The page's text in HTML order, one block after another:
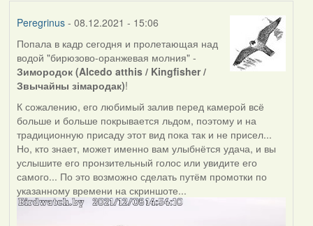
Peregrinus- 08.12.2021 - 15:06
Попала в кадр сегодня и пролетающая над
водой "бирюзово-оранжевая молния" -
Зимородок (Alcedo atthis / Kingfisher /
Звычайны зімародак)!
К сожалению, его любимый залив перед камерой всё
больше и больше покрывается льдом, поэтому и на
традиционную присаду этот вид пока так и не присел...
Но, кто знает, может именно вам улыбнётся удача, и вы
услышите его пронзительный голос или увидите его
самого... По это возможно сделать путём промотки по
указанному времени на скриншоте...